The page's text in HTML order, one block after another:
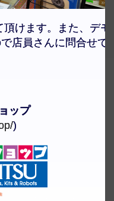
けます。また、デモ
店員さんに問合せて
ップ
)